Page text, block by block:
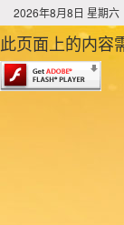
2026年8月8日 星期六
此页面上的内容